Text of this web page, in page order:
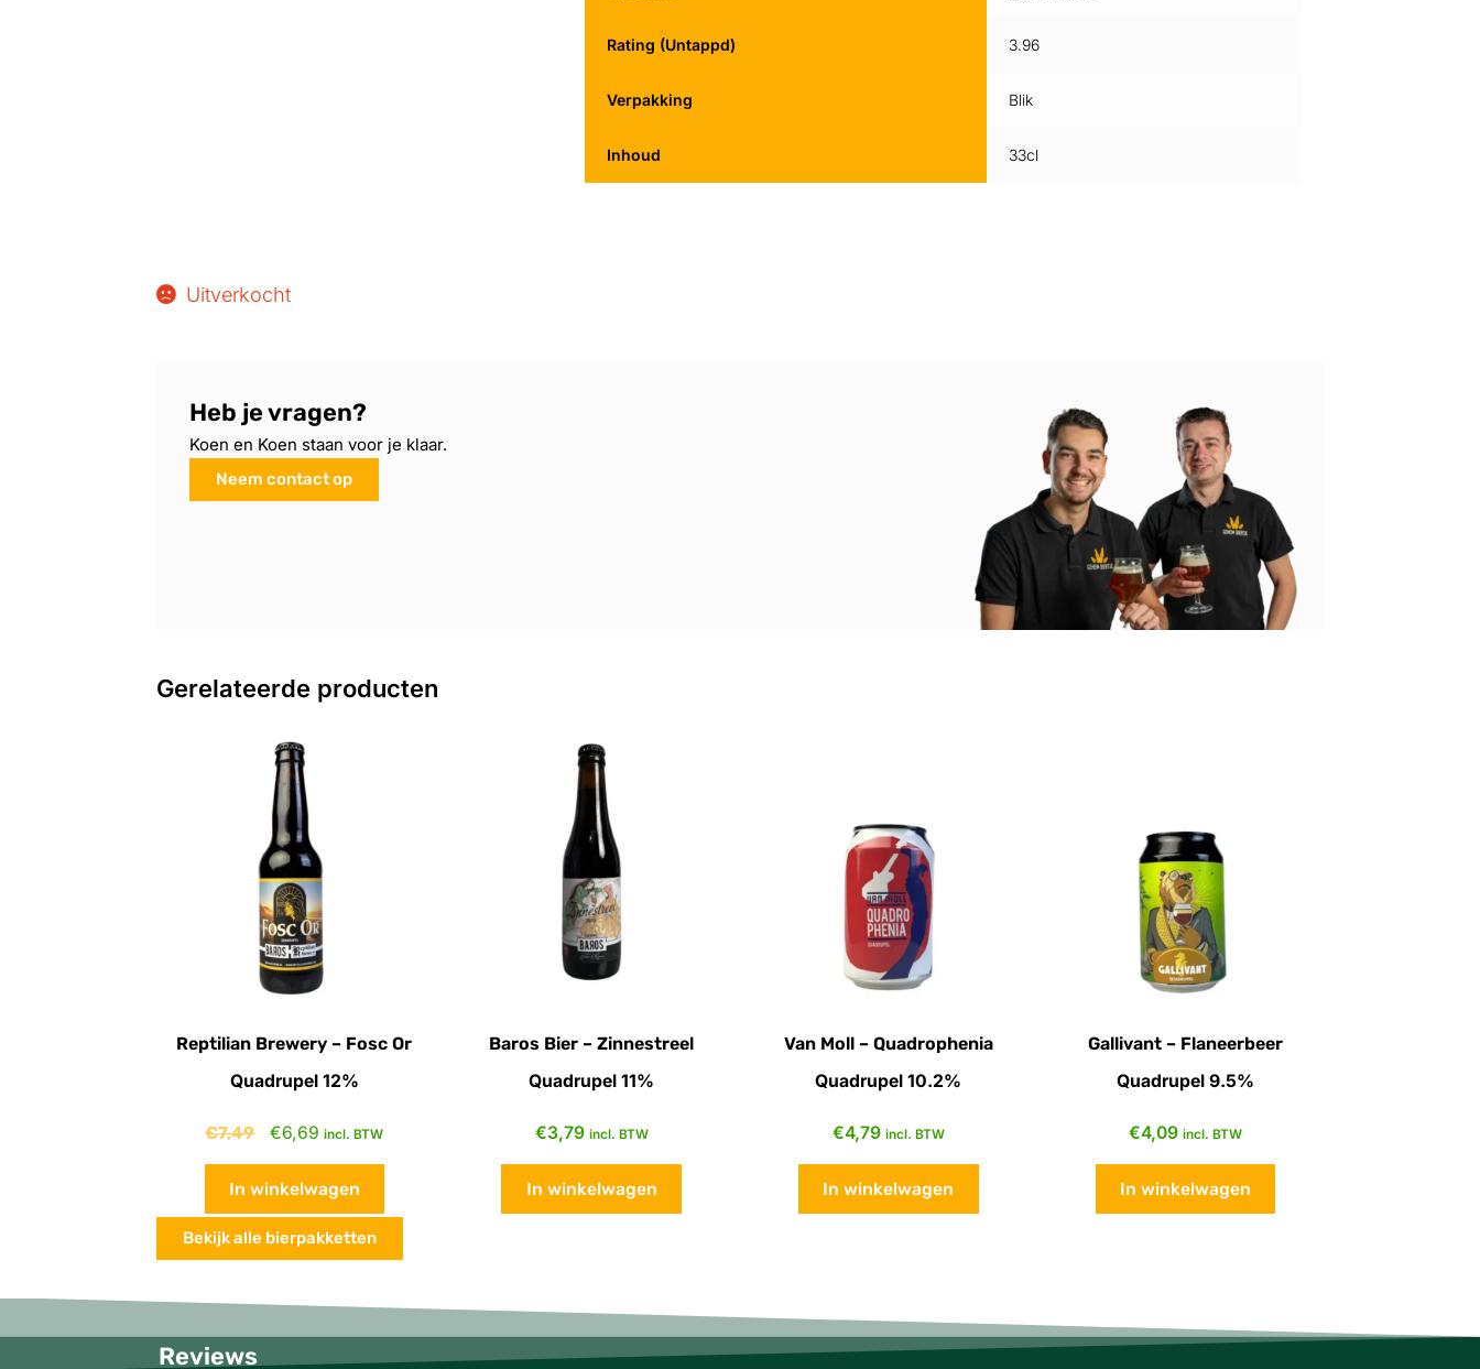
Rating (Untappd) 3.96
Verpakking Blik
Inhoud 33cl
Uitverkocht
Heb je vragen?
Koen en Koen staan voor je klaar.
Neem contact op
Gerelateerde producten
Reptilian Brewery – Fosc Or
Quadrupel 12%
€7,49 €6,69 incl. BTW
In winkelwagen
Baros Bier – Zinnestreel
Quadrupel 11%
€3,79 incl. BTW
In winkelwagen
Van Moll – Quadrophenia
Quadrupel 10.2%
€4,79 incl. BTW
In winkelwagen
Gallivant – Flaneerbeer
Quadrupel 9.5%
€4,09 incl. BTW
In winkelwagen
Bekijk alle bierpakketten
Reviews